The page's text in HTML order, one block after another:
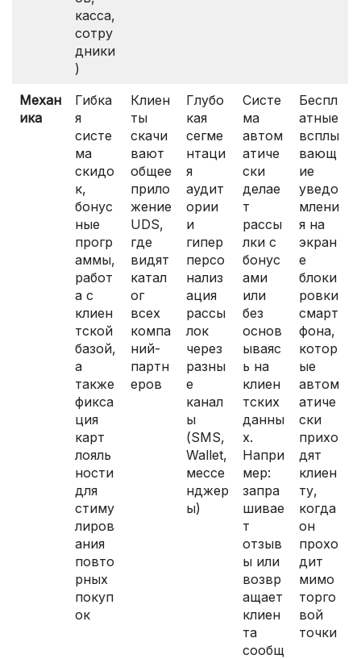
касса,
сотру
дники
)
Механ
ика
Гибка
я
систе
ма
скидо
к,
бонус
ные
прогр
аммы,
работ
а с
клиен
тской
базой,
а
также
фикса
ция
карт
лояль
ности
для
стиму
лиров
ания
повто
рных
покуп
ок
Клиен
ты
скачи
вают
общее
прило
жение
UDS,
где
видят
катал
ог
всех
компа
ний-
партн
еров
Глубо
кая
сегме
нтаци
я
аудит
ории
и
гипер
персо
нализ
ация
рассы
лок
через
разны
е
канал
ы
(SMS,
Wallet,
мессе
нджер
ы)
Систе
ма
автом
атиче
ски
делае
т
рассы
лки с
бонус
ами
или
без
основ
ываяс
ь на
клиен
тских
данны
х.
Напри
мер:
запра
шивае
т
отзыв
ы или
возвр
ащает
клиен
та
сообщ
Беспл
атные
всплы
вающ
ие
уведо
млени
я на
экран
е
блоки
ровки
смарт
фона,
котор
ые
автом
атиче
ски
прихо
дят
клиен
ту,
когда
он
прохо
дит
мимо
торго
вой
точки